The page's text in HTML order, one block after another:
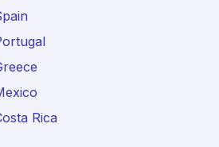
Rica